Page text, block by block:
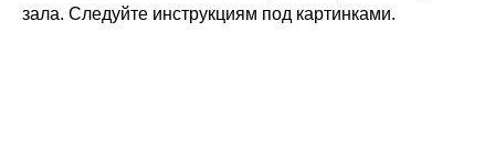
зала. Следуйте инструкциям под картинками.